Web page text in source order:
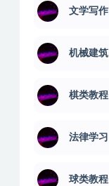
文学写作
机械建筑
棋类教程
法律学习
球类教程